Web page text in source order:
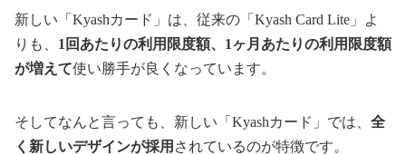
新しい「Kyashカード」は、従来の「Kyash Card Lite」よ
りも、 1回あたりの利用限度額、1ヶ月あたりの利用限度額
が増えて使い勝手が良くなっています。
そしてなんと言っても、新しい「Kyashカード」では、 全
く新しいデザインが採用 されているのが特徴です。